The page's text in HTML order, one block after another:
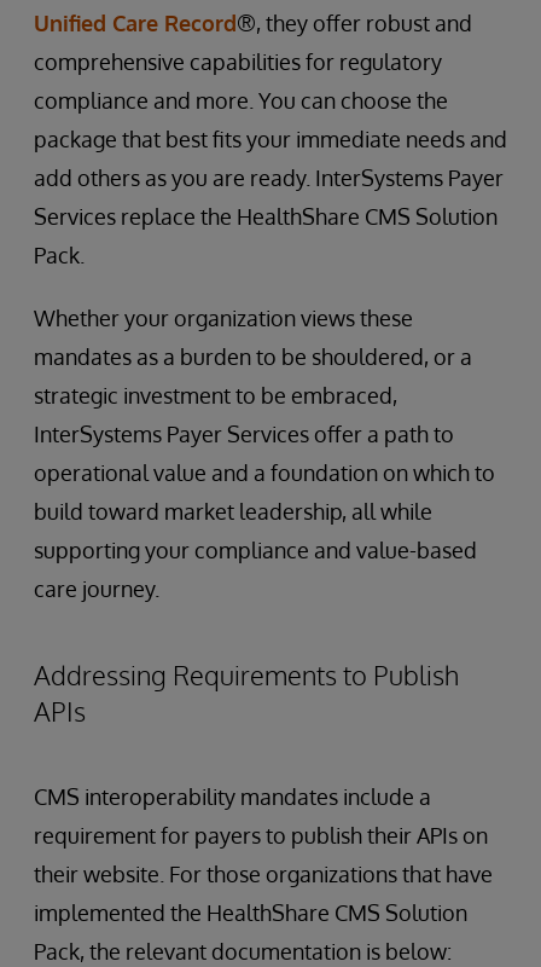
Unified Care Record®, they offer robust and
comprehensive capabilities for regulatory
compliance and more. You can choose the
package that best fits your immediate needs and
add others as you are ready. InterSystems Payer
Services replace the HealthShare CMS Solution
Pack.
Whether your organization views these
mandates as a burden to be shouldered, or a
strategic investment to be embraced,
InterSystems Payer Services offer a path to
operational value and a foundation on which to
build toward market leadership, all while
supporting your compliance and value-based
care journey.
Addressing Requirements to Publish
APIs
CMS interoperability mandates include a
requirement for payers to publish their APIs on
their website. For those organizations that have
implemented the HealthShare CMS Solution
Pack, the relevant documentation is below: